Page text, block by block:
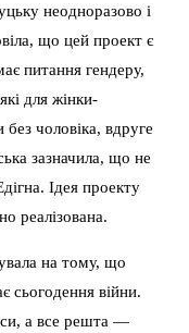
неодноразово і
що цей проект є
питання гендеру,
для жінки-
чоловіка, вдруге
зазначила, що не
Ідея проекту
реалізована.
на тому, що
сьогодення війни.
а все решта —